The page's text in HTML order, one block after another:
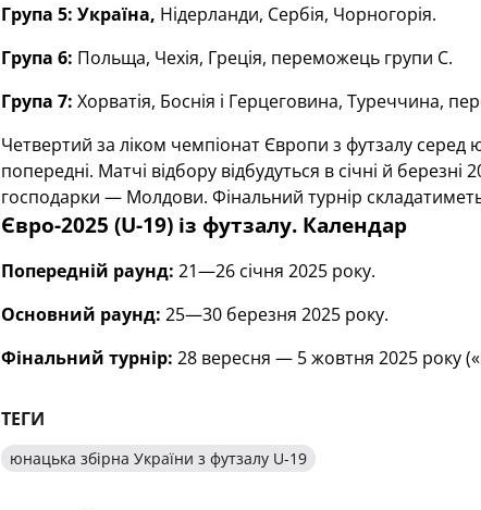
Група 5: Україна, Нідерланди, Сербія, Чорногорія.
Група 6: Польща, Чехія, Греція, переможець групи С.
Група 7: Хорватія, Боснія і Герцеговина, Туреччина,
Четвертий за ліком чемпіонат Європи з футзалу
попередні. Матчі відбору відбудуться в січні й
господарки — Молдови. Фінальний турнір
Євро-2025 (U-19) із футзалу. Календар
Попередній раунд: 21—26 січня 2025 року.
Основний раунд: 25—30 березня 2025 року.
Фінальний турнір: 28 вересня — 5 жовтня 2025 року
ТЕГИ
юнацька збірна України з футзалу U-19